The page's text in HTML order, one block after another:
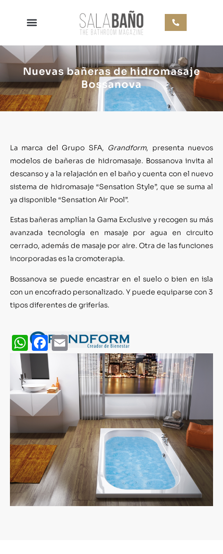
Nuevas bañeras de hidromasaje
Bossanova
La marca del Grupo SFA, Grandform, presenta nuevos
modelos de bañeras de hidromasaje. Bossanova invita al
descanso y a la relajación en el baño y cuenta con el nuevo
sistema de hidromasaje “Sensation Style”, que se suma al
ya disponible “Sensation Air Pool”.
Estas bañeras amplían la Gama Exclusive y recogen su más
avanzada tecnología en masaje por agua en circuito
cerrado, además de masaje por aire. Otra de las funciones
incorporadas es la cromoterapia.
Bossanova se puede encastrar en el suelo o bien en isla
con un encofrado personalizado. Y puede equiparse con 3
tipos diferentes de griferías.
WhatsApp
Facebook
Email